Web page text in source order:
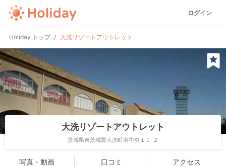
ログイン
Holiday トップ 大洗リゾートアウトレット
大洗リゾートアウトレット
茨城県東茨城郡大洗町港中央１１-２
写真・動画 口コミ アクセス